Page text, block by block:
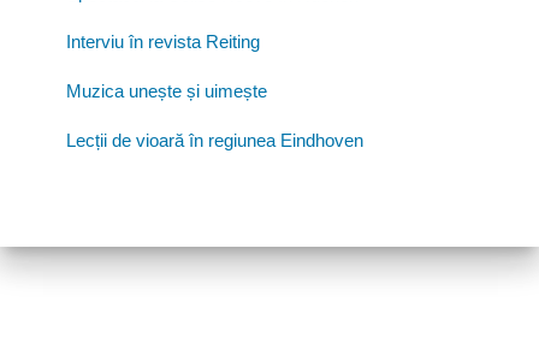
Interviu în revista Reiting
Muzica unește și uimește
Lecții de vioară în regiunea Eindhoven